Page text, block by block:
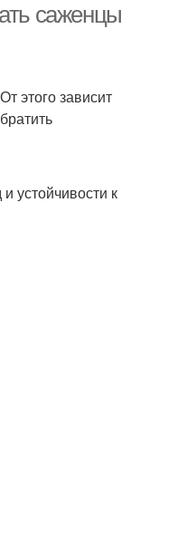
саженцы
этого зависит
устойчивости к